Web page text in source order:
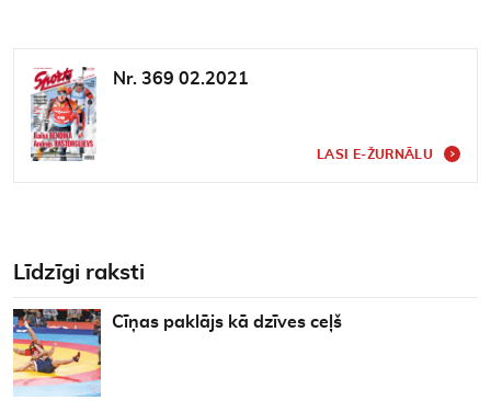
Nr. 369 02.2021
LASI E-ŽURNĀLU
Līdzīgi raksti
Cīņas paklājs kā dzīves ceļš